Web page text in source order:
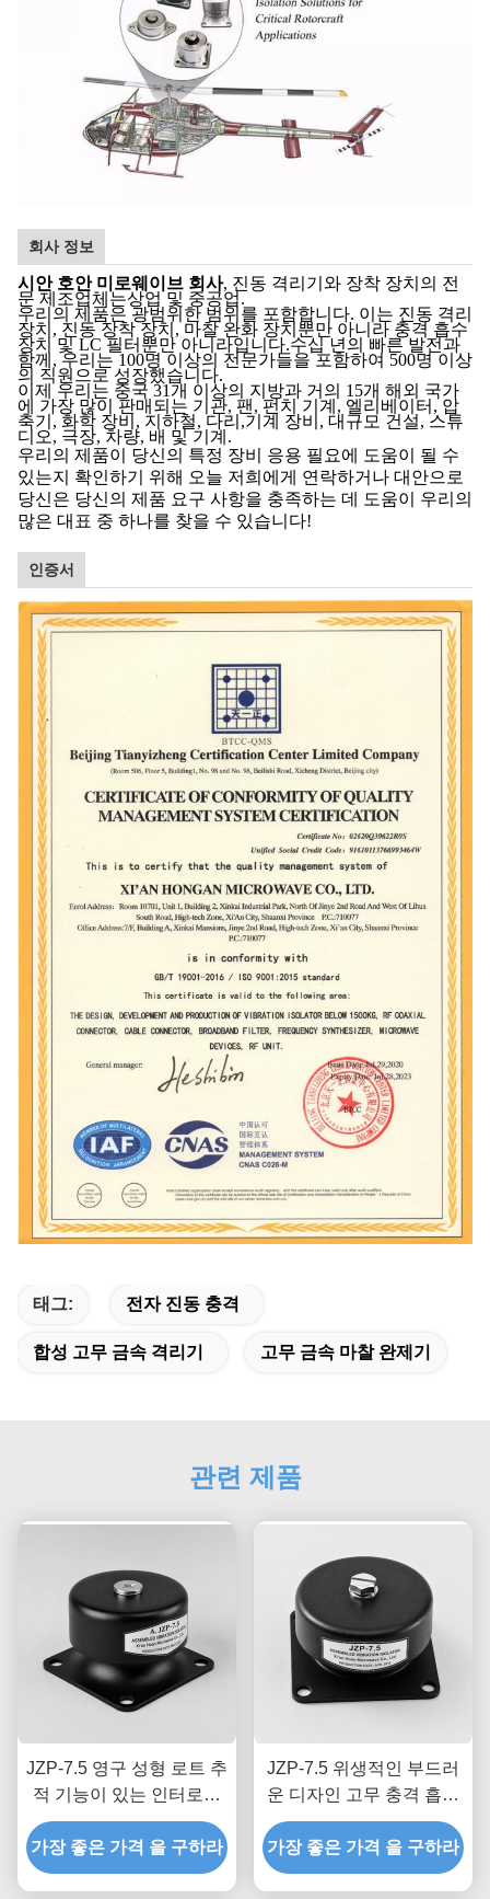
회사 정보
시안 호안 미로웨이브 회사, 진동 격리기와 장착 장치의 전
문 제조업체는상업 및 중공업.
우리의 제품은 광범위한 범위를 포함합니다. 이는 진동 격리
장치, 진동 장착 장치, 마찰 완화 장치뿐만 아니라 충격 흡수
장치 및 LC 필터뿐만 아니라입니다.수십 년의 빠른 발전과
함께, 우리는 100명 이상의 전문가들을 포함하여 500명 이상
의 직원으로 성장했습니다.
이제 우리는 중국 31개 이상의 지방과 거의 15개 해외 국가
에 가장 많이 판매되는 기관, 팬, 펀치 기계, 엘리베이터, 압
축기, 화학 장비, 지하철, 다리,기계 장비, 대규모 건설, 스튜
디오, 극장, 차량, 배 및 기계.
우리의 제품이 당신의 특정 장비 응용 필요에 도움이 될 수
있는지 확인하기 위해 오늘 저희에게 연락하거나 대안으로
당신은 당신의 제품 요구 사항을 충족하는 데 도움이 우리의
많은 대표 중 하나를 찾을 수 있습니다!
인증서
태그: 전자 진동 충격
합성 고무 금속 격리기 고무 금속 마찰 완제기
관련 제품
JZP-7.5 영구 성형 로트 추
적 기능이 있는 인터로킹
분리 방지 구조 고무 충격
흡수 장치
가장 좋은 가격 을 구하라
JZP-7.5 위생적인 부드러
운 디자인 고무 충격 흡수
기
가장 좋은 가격 을 구하라